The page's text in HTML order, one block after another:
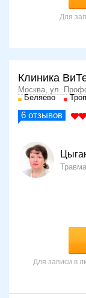
болевой
Для
Клиника
Москва, ул.
Беляево
6 отзывов
Для записи в